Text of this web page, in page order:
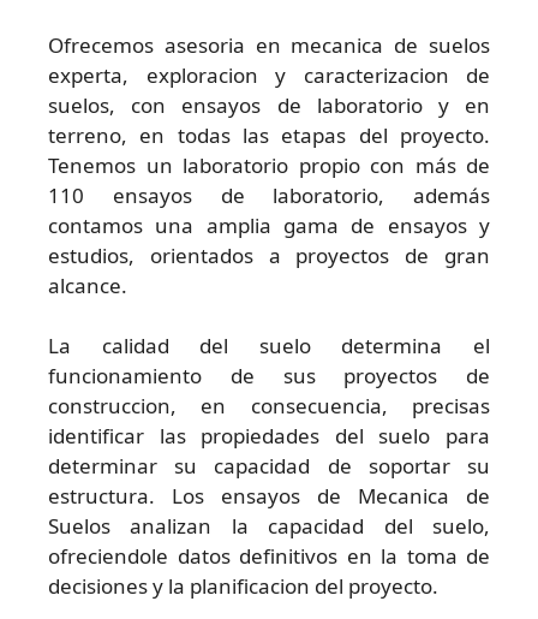
Ofrecemos asesoria en mecanica de suelos
experta, exploracion y caracterizacion de
suelos, con ensayos de laboratorio y en
terreno, en todas las etapas del proyecto.
Tenemos un laboratorio propio con más de
110 ensayos de laboratorio, además
contamos una amplia gama de ensayos y
estudios, orientados a proyectos de gran
alcance.
La calidad del suelo determina el
funcionamiento de sus proyectos de
construccion, en consecuencia, precisas
identificar las propiedades del suelo para
determinar su capacidad de soportar su
estructura. Los ensayos de Mecanica de
Suelos analizan la capacidad del suelo,
ofreciendole datos definitivos en la toma de
decisiones y la planificacion del proyecto.